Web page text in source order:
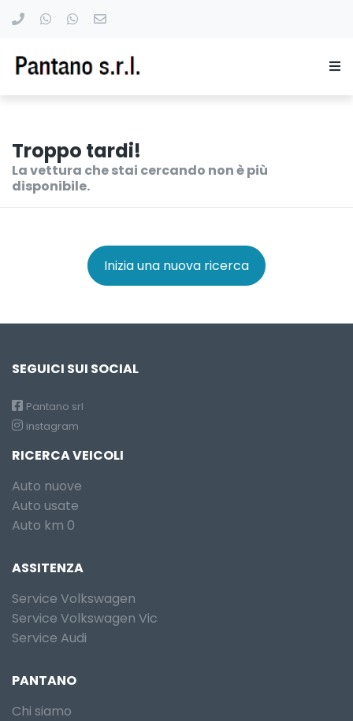
Troppo tardi!
La vettura che stai cercando non è più
disponibile.
Inizia una nuova ricerca
SEGUICI SUI SOCIAL
Pantano srl
instagram
RICERCA VEICOLI
Auto nuove
Auto usate
Auto km 0
ASSITENZA
Service Volkswagen
Service Volkswagen Vic
Service Audi
PANTANO
Chi siamo